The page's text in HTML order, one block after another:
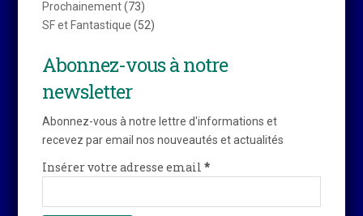
Prochainement(73)
SF et Fantastique (52)
Abonnez-vous à notre
newsletter
Abonnez-vous à notre lettre d'informations et
recevez par email nos nouveautés et actualités
Insérer votre adresse email*